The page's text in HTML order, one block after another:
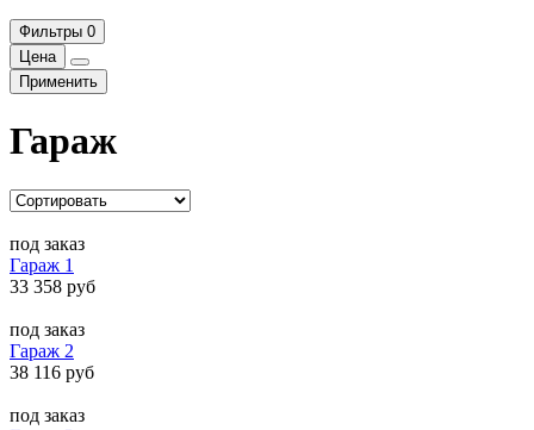
Фильтры 0
Цена
Применить
Гараж
под заказ
Гараж 1
33 358 руб
под заказ
Гараж 2
38 116 руб
под заказ